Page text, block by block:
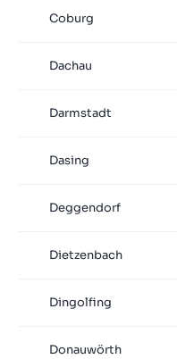
Coburg
Dachau
Darmstadt
Dasing
Deggendorf
Dietzenbach
Dingolfing
Donauwörth